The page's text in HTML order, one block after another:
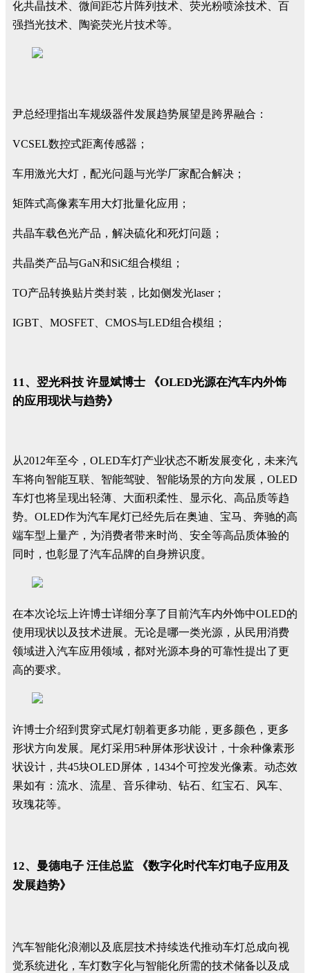
化共晶技术、微间距芯片阵列技术、荧光粉喷涂技术、百
强挡光技术、陶瓷荧光片技术等。
尹总经理指出车规级器件发展趋势展望是跨界融合：
VCSEL数控式距离传感器；
车用激光大灯，配光问题与光学厂家配合解决；
矩阵式高像素车用大灯批量化应用；
共晶车载色光产品，解决硫化和死灯问题；
共晶类产品与GaN和SiC组合模组；
TO产品转换贴片类封装，比如侧发光laser；
IGBT、MOSFET、CMOS与LED组合模组；
11、翌光科技 许显斌博士 《OLED光源在汽车内外饰
的应用现状与趋势》
从2012年至今，OLED车灯产业状态不断发展变化，未来汽
车将向智能互联、智能驾驶、智能场景的方向发展，OLED
车灯也将呈现出轻薄、大面积柔性、显示化、高品质等趋
势。OLED作为汽车尾灯已经先后在奥迪、宝马、奔驰的高
端车型上量产，为消费者带来时尚、安全等高品质体验的
同时，也彰显了汽车品牌的自身辨识度。
在本次论坛上许博士详细分享了目前汽车内外饰中OLED的
使用现状以及技术进展。无论是哪一类光源，从民用消费
领域进入汽车应用领域，都对光源本身的可靠性提出了更
高的要求。
许博士介绍到贯穿式尾灯朝着更多功能，更多颜色，更多
形状方向发展。尾灯采用5种屏体形状设计，十余种像素形
状设计，共45块OLED屏体，1434个可控发光像素。动态效
果如有：流水、流星、音乐律动、钻石、红宝石、风车、
玫瑰花等。
12、曼德电子 汪佳总监 《数字化时代车灯电子应用及
发展趋势》
汽车智能化浪潮以及底层技术持续迭代推动车灯总成向视
觉系统进化，车灯数字化与智能化所需的技术储备以及成